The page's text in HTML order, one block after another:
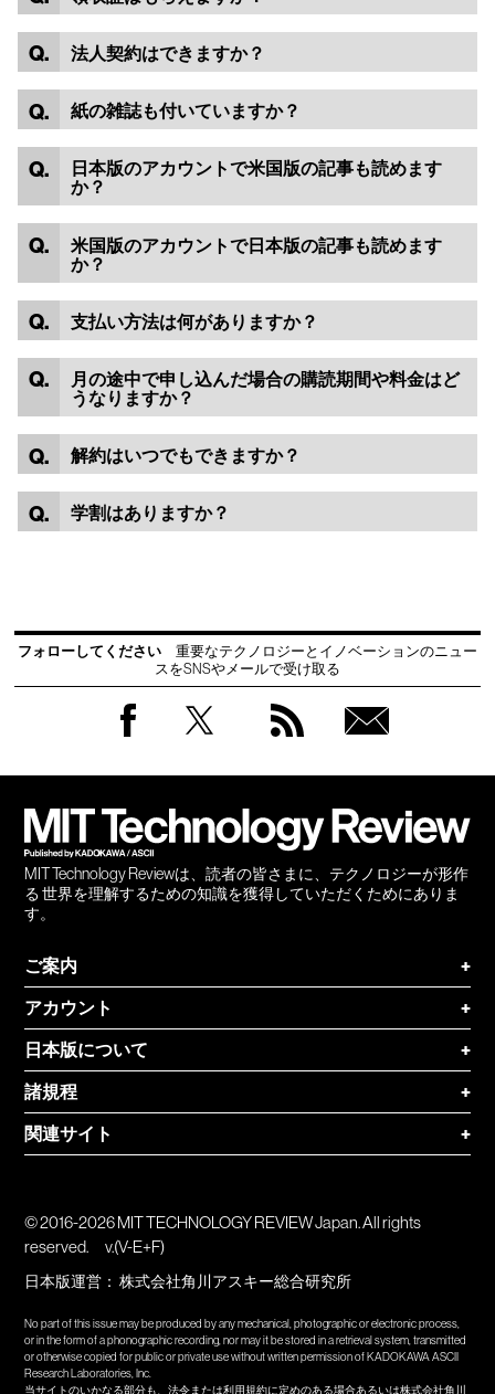
法人契約はできますか？
紙の雑誌も付いていますか？
日本版のアカウントで米国版の記事も読めます
か？
米国版のアカウントで日本版の記事も読めます
か？
支払い方法は何がありますか？
月の途中で申し込んだ場合の購読期間や料金はど
うなりますか？
解約はいつでもできますか？
学割はありますか？
フォローしてください
重要なテクノロジーとイノベーションのニュー
スをSNSやメールで受け取る
MIT Technology Reviewは、読者の皆さまに、テクノロジーが形作
る 世界を理解するための知識を獲得していただくためにありま
す。
ご案内
+
アカウント
+
日本版について
+
諸規程
+
関連サイト
+
© 2016-2026 MIT TECHNOLOGY REVIEW Japan. All rights
reserved.
v.(V-E+F)
日本版運営：株式会社角川アスキー総合研究所
No part of this issue may be produced by any mechanical, photographic or electronic process,
or in the form of a phonographic recording, nor may it be stored in a retrieval system, transmitted
or otherwise copied for public or private use without written permission of KADOKAWA ASCII
Research Laboratories, Inc.
当サイトのいかなる部分も、法令または利用規約に定めのある場合あるいは株式会社角川